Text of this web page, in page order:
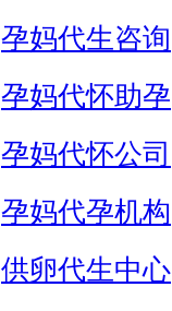
孕妈代生咨询
孕妈代怀助孕
孕妈代怀公司
孕妈代孕机构
供卵代生中心